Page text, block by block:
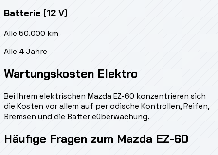
Batterie (12 V)
Alle 50.000 km
Alle 4 Jahre
Wartungskosten Elektro
Bei Ihrem elektrischen Mazda EZ-60 konzentrieren sich
die Kosten vor allem auf periodische Kontrollen, Reifen,
Bremsen und die Batterieüberwachung.
Häufige Fragen zum Mazda EZ-60